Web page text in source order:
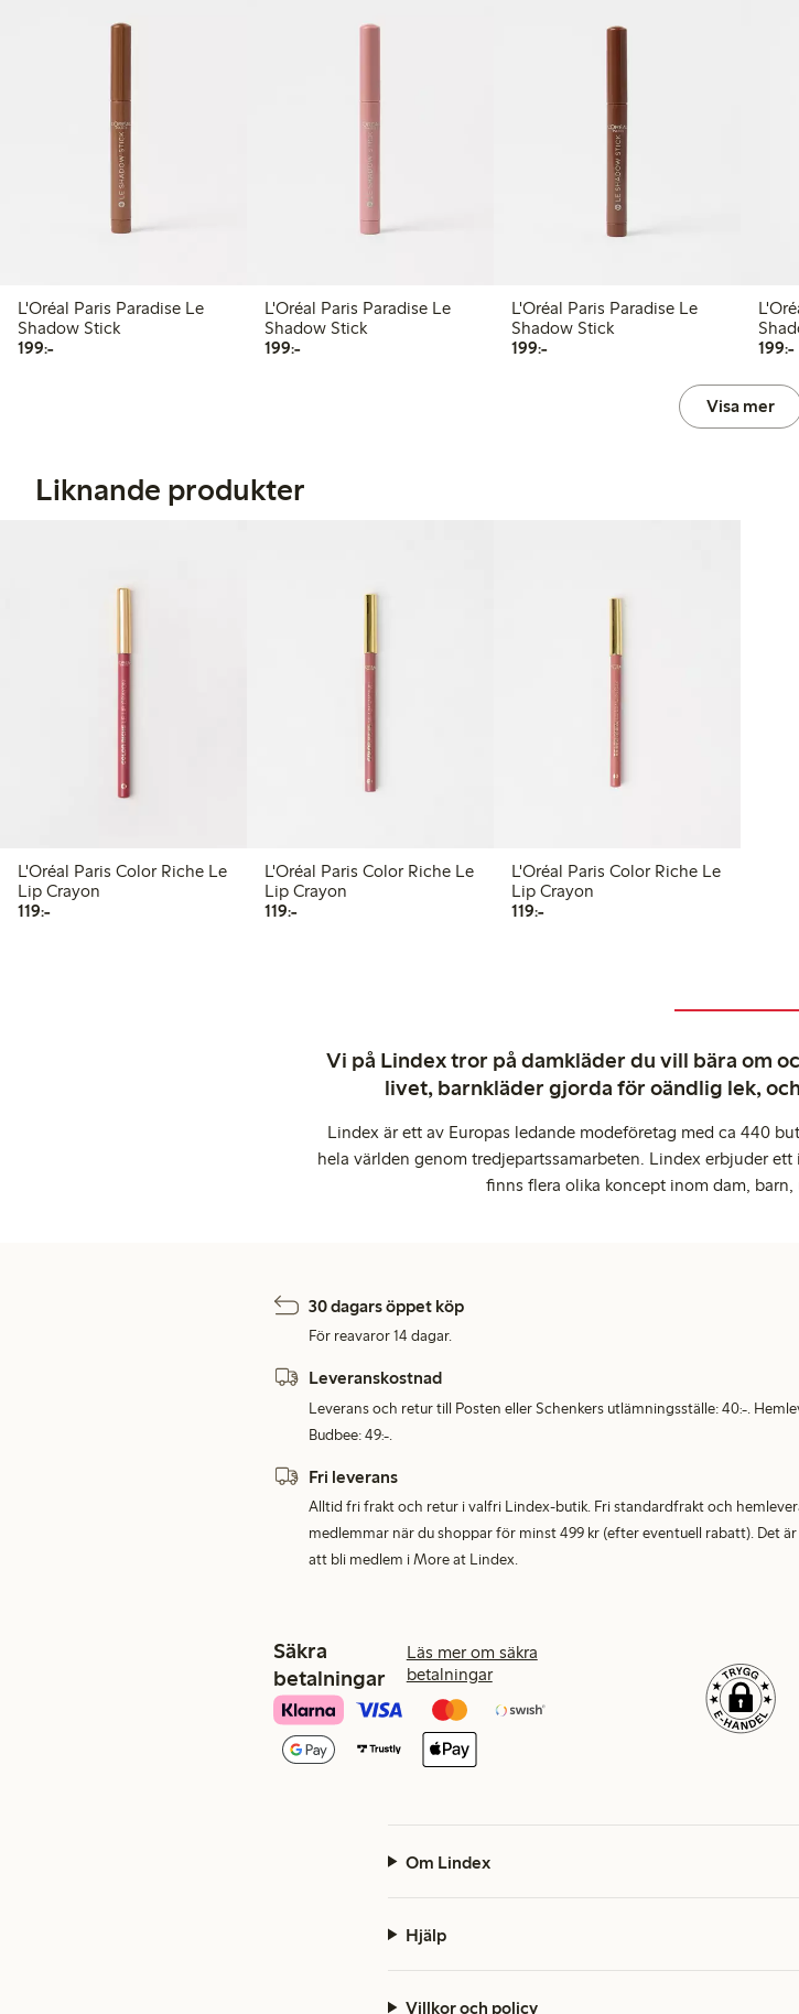
L'Oréal Paris Paradise Le
Shadow Stick
199:-199,00 kr
L'Oréal Paris Paradise Le
Shadow Stick
199:-199,00 kr
L'Oréal Paris Paradise Le
Shadow Stick
199:-199,00 kr
199:-
Visa mer
Liknande produkter
L'Oréal Paris Color Riche Le
Lip Crayon
119:-119,00 kr
L'Oréal Paris Color Riche Le
Lip Crayon
119:-119,00 kr
L'Oréal Paris Color Riche Le
Lip Crayon
119:-119,00 kr
Vi på Lindex tror på damkläder du vill bära om
livet, barnkläder gjorda för oändlig lek,
Lindex är ett av Europas ledande modeföretag med ca 440
hela världen genom tredjepartssamarbeten. Lindex erbjuder
finns flera olika koncept inom dam,
30 dagars öppet köp
För reavaror 14 dagar.
Leveranskostnad
Leverans och retur till Posten eller Schenkers utlämningsställe: 40:-.
Budbee: 49:-.
Fri leverans
Alltid fri frakt och retur i valfri Lindex-butik. Fri standardfrakt och
medlemmar när du shoppar för minst 499 kr (efter eventuell rabatt). Det
att bli medlem i More at Lindex.
Säkra
betalningar
Läs mer om säkra
betalningar
Om Lindex
Hjälp
Villkor och policy